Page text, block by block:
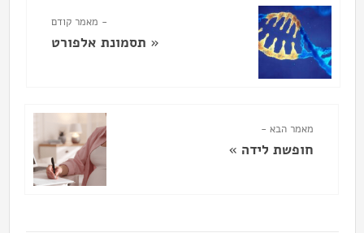
- מאמר קודם
« תסמונת אלפורט
מאמר הבא -
חופשת לידה »